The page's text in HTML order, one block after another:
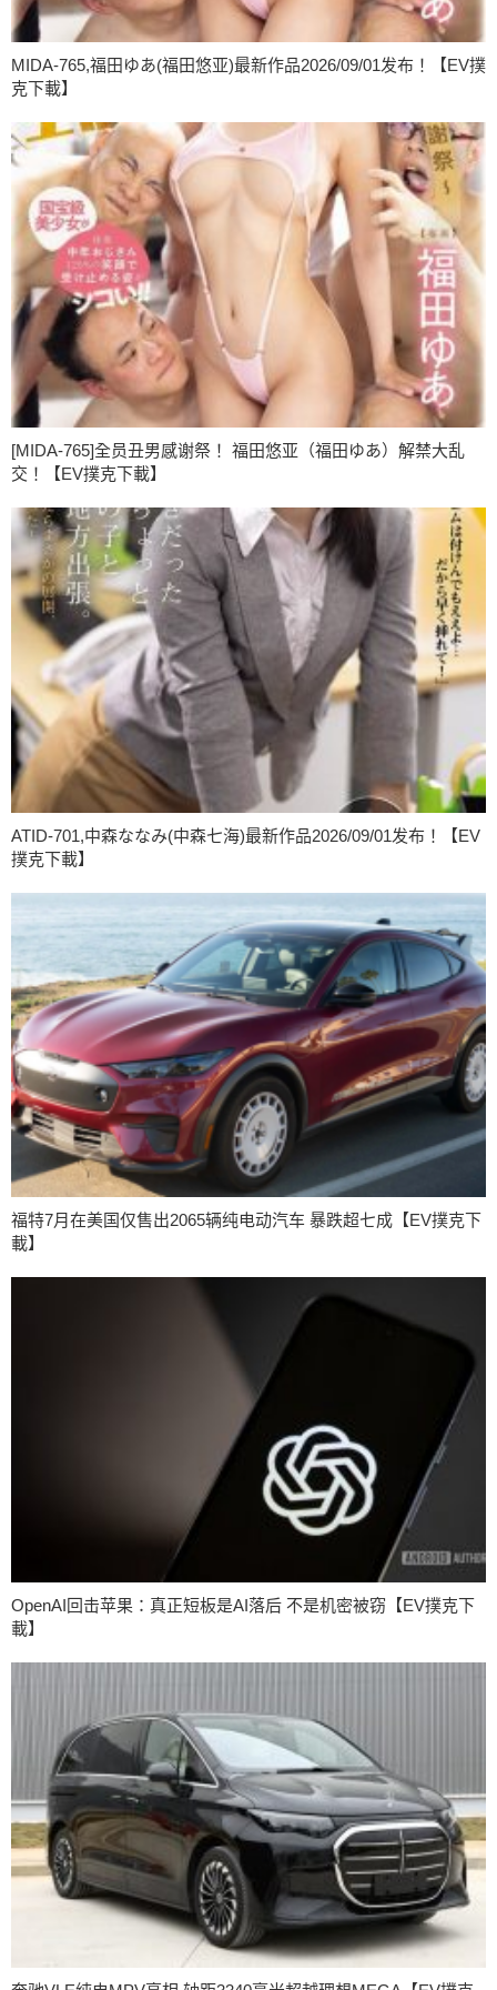
MIDA-765,福田ゆあ(福田悠亚)最新作品2026/09/01发布！【EV撲
克下載】
[MIDA-765]全员丑男感谢祭！ 福田悠亚（福田ゆあ）解禁大乱
交！【EV撲克下載】
ATID-701,中森ななみ(中森七海)最新作品2026/09/01发布！【EV
撲克下載】
福特7月在美国仅售出2065辆纯电动汽车 暴跌超七成【EV撲克下
載】
OpenAI回击苹果：真正短板是AI落后 不是机密被窃【EV撲克下
載】